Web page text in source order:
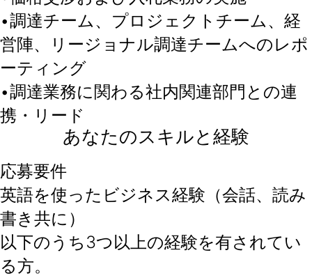
•調達チーム、プロジェクトチーム、経
営陣、リージョナル調達チームへのレポ
ーティング
•調達業務に関わる社内関連部門との連
携・リード
あなたのスキルと経験
応募要件
英語を使ったビジネス経験（会話、読み
書き共に）
以下のうち3つ以上の経験を有されてい
る方。